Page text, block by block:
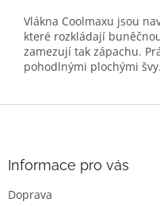
Vlákna Coolmaxu jsou
které rozkládají
zamezují tak zápachu.
pohodlnými plochými švy.
Informace pro vás
Doprava